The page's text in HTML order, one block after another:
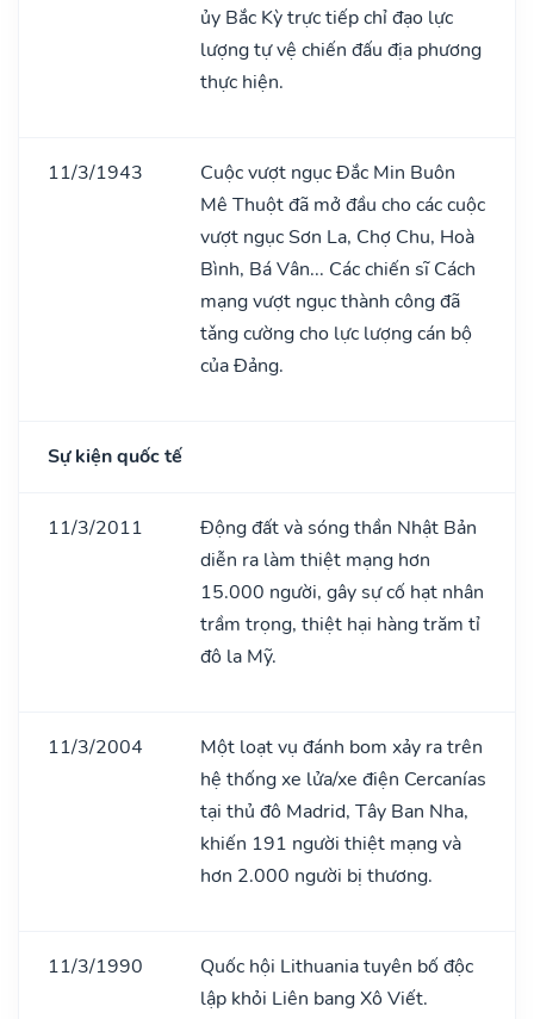
ủy Bắc Kỳ trực tiếp chỉ đạo lực
lượng tự vệ chiến đấu địa phương
thực hiện.
11/3/1943
Cuộc vượt ngục Đắc Min Buôn
Mê Thuột đã mở đầu cho các cuộc
vượt ngục Sơn La, Chợ Chu, Hoà
Bình, Bá Vân... Các chiến sĩ Cách
mạng vượt ngục thành công đã
tǎng cường cho lực lượng cán bộ
của Đảng.
Sự kiện quốc tế
11/3/2011
Động đất và sóng thần Nhật Bản
diễn ra làm thiệt mạng hơn
15.000 người, gây sự cố hạt nhân
trầm trọng, thiệt hại hàng trăm tỉ
đô la Mỹ.
11/3/2004
Một loạt vụ đánh bom xảy ra trên
hệ thống xe lửa/xe điện Cercanías
tại thủ đô Madrid, Tây Ban Nha,
khiến 191 người thiệt mạng và
hơn 2.000 người bị thương.
11/3/1990
Quốc hội Lithuania tuyên bố độc
lập khỏi Liên bang Xô Viết.